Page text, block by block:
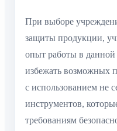
При выборе
защиты продукции,
опыт работы в
избежать возможных
с использованием не
инструментов,
требованиям